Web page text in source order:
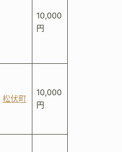
10,000
円
松伏町
10,000
円